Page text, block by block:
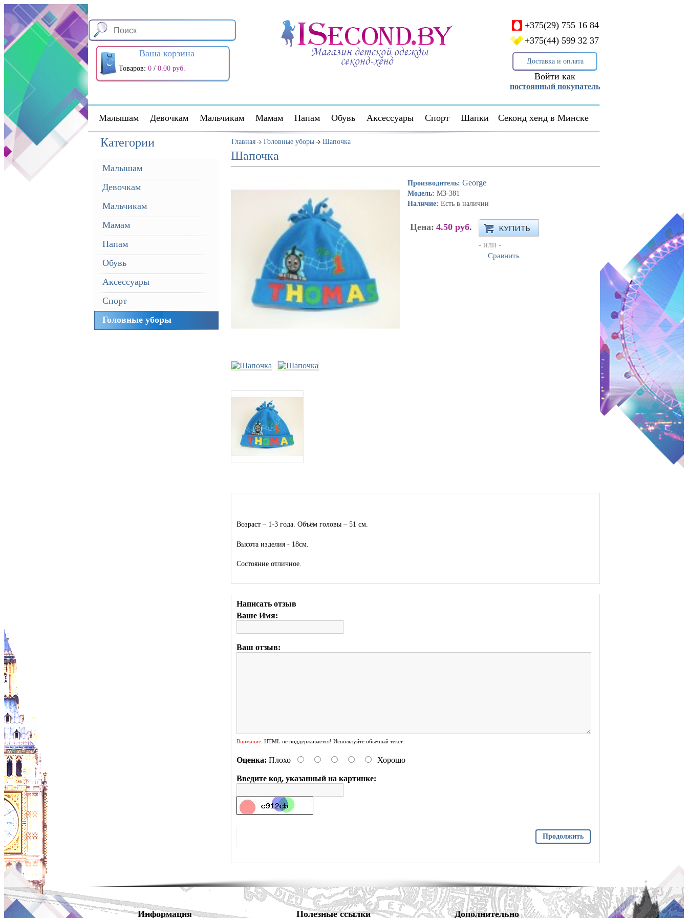
Ваша корзина
Товаров: 0 / 0.00 руб.
+375(29) 755 16 84
+375(44) 599 32 37
Доставка и оплата
Войти как
постоянный покупатель
Малышам Девочкам Мальчикам Мамам Папам Обувь Аксессуары Спорт Шапки Секонд хенд в Минске
Категории
Малышам
Девочкам
Мальчикам
Мамам
Папам
Обувь
Аксессуары
Спорт
Головные уборы
Главная Головные уборы Шапочка
Шапочка
Производитель: George
Модель: M3-381
Наличие: Есть в наличии
Цена: 4.50 руб.
- или -
Сравнить
Возраст – 1-3 года. Объём головы – 51 см.
Высота изделия - 18см.
Состояние отличное.
Написать отзыв
Ваше Имя:
Ваш отзыв:
Внимание: HTML не поддерживается! Используйте обычный текст.
Оценка: Плохо Хорошо
Введите код, указанный на картинке:
Продолжить
Информация Полезные ссылки Дополнительно